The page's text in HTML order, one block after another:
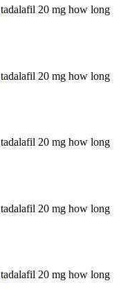
tadalafil 20 mg how long
tadalafil 20 mg how long
tadalafil 20 mg how long
tadalafil 20 mg how long
tadalafil 20 mg how long